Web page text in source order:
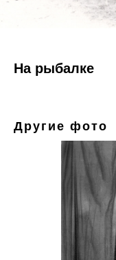
На рыбалке
Другие фото